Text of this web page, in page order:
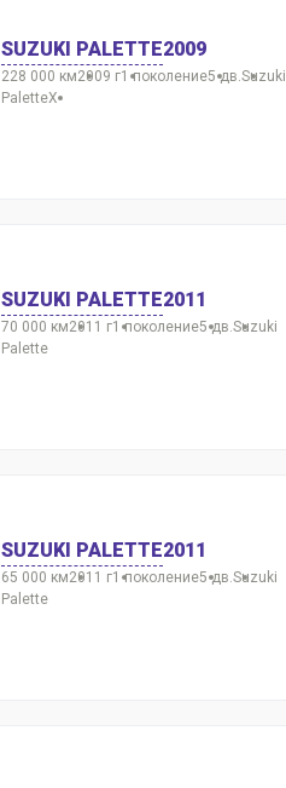
SUZUKI PALETTE2009
228 000 км2009 г1 поколение5 дв.Suzuki
PaletteX
SUZUKI PALETTE2011
70 000 км2011 г1 поколение5 дв.Suzuki
Palette
SUZUKI PALETTE2011
65 000 км2011 г1 поколение5 дв.Suzuki
Palette